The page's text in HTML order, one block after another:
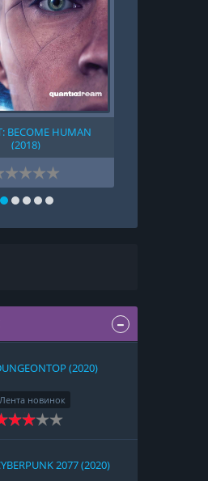
BECOME HUMAN
(2018)
(2020)
Лента новинок
Switch
2077 (2020)